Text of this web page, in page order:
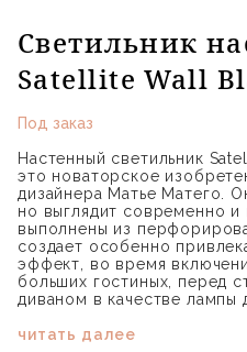
Светильник
Satellite Wall
Под заказ
Настенный светильник
это новаторское
дизайнера Матье Матего.
но выглядит современно
выполнены из
создает особенно
эффект, во время
больших гостиных, перед
диваном в качестве лампы
читать далее